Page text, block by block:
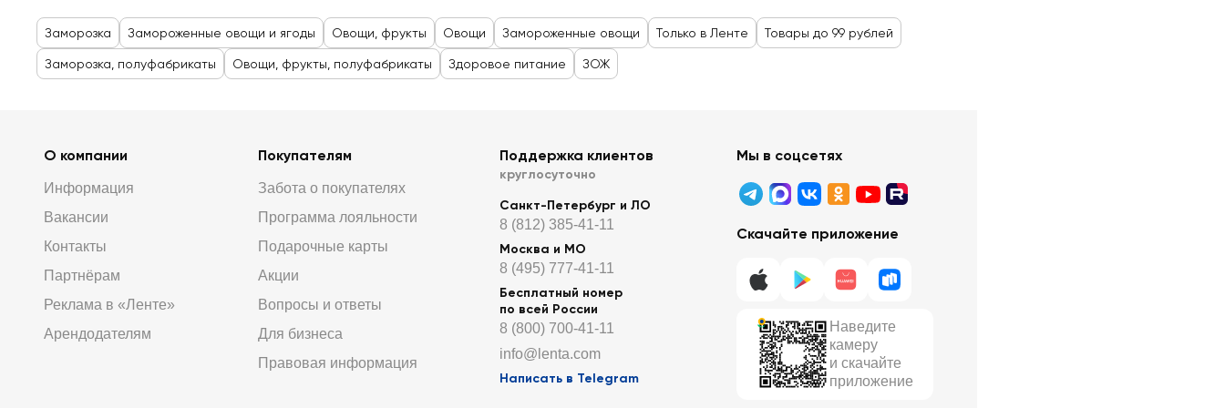
Заморозка Замороженные овощи и ягоды Овощи, фрукты Овощи Замороженные овощи Только в Ленте Товары до 99 рублей
Заморозка, полуфабрикаты Овощи, фрукты, полуфабрикаты Здоровое питание ЗОЖ
О компании
Информация
Вакансии
Контакты
Партнёрам
Реклама в «Ленте»
Арендодателям
Покупателям
Забота о покупателях
Программа лояльности
Подарочные карты
Акции
Вопросы и ответы
Для бизнеса
Правовая информация
Поддержка клиентов
круглосуточно
Санкт-Петербург и ЛО
8 (812) 385-41-11
Москва и МО
8 (495) 777-41-11
Бесплатный номер
по всей России
8 (800) 700-41-11
info@lenta.com
Написать в Telegram
Мы в соцсетях
Скачайте приложение
Наведите
камеру
и скачайте
приложение